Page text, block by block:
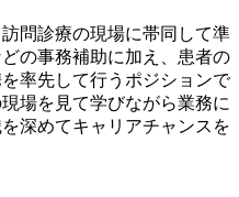
問診療の現場に帯同して準
の事務補助に加え、患者の
率先して行うポジションで
場を見て学びながら業務に
深めてキャリアチャンスを